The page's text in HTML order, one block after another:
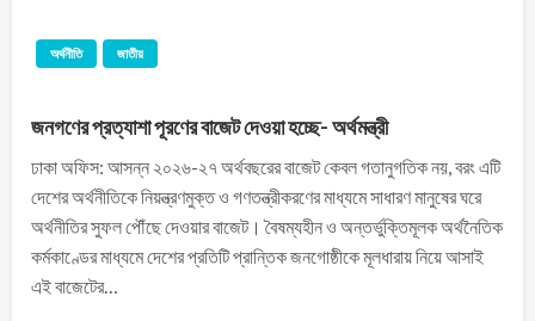
অর্থনীতি জাতীয়
জনগণের প্রত্যাশা পূরণের বাজেট দেওয়া হচ্ছে- অর্থমন্ত্রী
ঢাকা অফিস: আসন্ন ২০২৬-২৭ অর্থবছরের বাজেট কেবল গতানুগতিক নয়, বরং এটি
দেশের অর্থনীতিকে নিয়ন্ত্রণমুক্ত ও গণতন্ত্রীকরণের মাধ্যমে সাধারণ মানুষের ঘরে
অর্থনীতির সুফল পৌঁছে দেওয়ার বাজেট। বৈষম্যহীন ও অন্তর্ভুক্তিমূলক অর্থনৈতিক
কর্মকাণ্ডের মাধ্যমে দেশের প্রতিটি প্রান্তিক জনগোষ্ঠীকে মূলধারায় নিয়ে আসাই
এই বাজেটের…